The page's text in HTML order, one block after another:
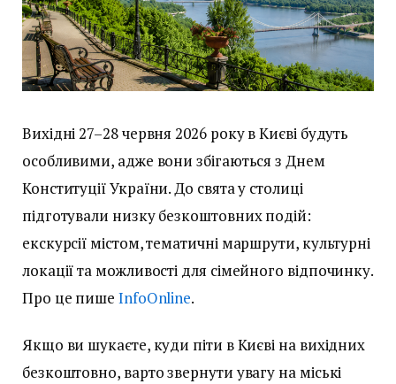
Вихідні 27–28 червня 2026 року в Києві будуть
особливими, адже вони збігаються з Днем
Конституції України. До свята у столиці
підготували низку безкоштовних подій:
екскурсії містом, тематичні маршрути, культурні
локації та можливості для сімейного відпочинку.
Про це пише InfoOnline.
Якщо ви шукаєте, куди піти в Києві на вихідних
безкоштовно, варто звернути увагу на міські